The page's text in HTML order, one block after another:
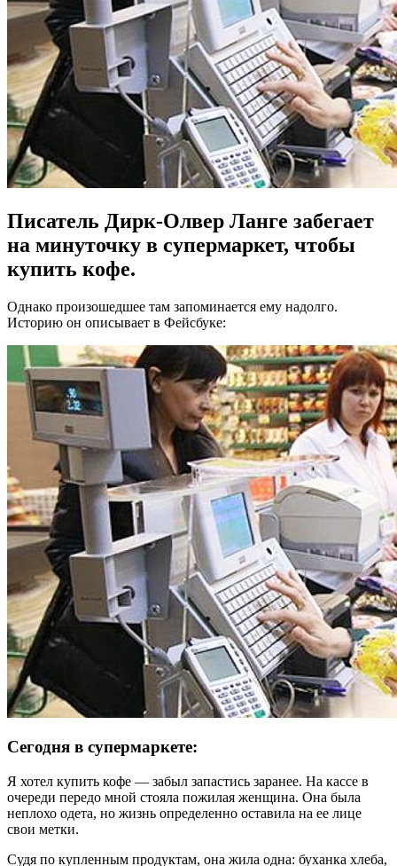
Писатель Дирк-Олвер Ланге забегает
на минуточку в супермаркет, чтобы
купить кофе.
Однако произошедшее там запоминается ему надолго.
Историю он описывает в Фейсбуке:
Сегодня в супермаркете:
Я хотел купить кофе — забыл запастись заранее. На кассе в
очереди передо мной стояла пожилая женщина. Она была
неплохо одета, но жизнь определенно оставила на ее лице
свои метки.
Судя по купленным продуктам, она жила одна: буханка хлеба,